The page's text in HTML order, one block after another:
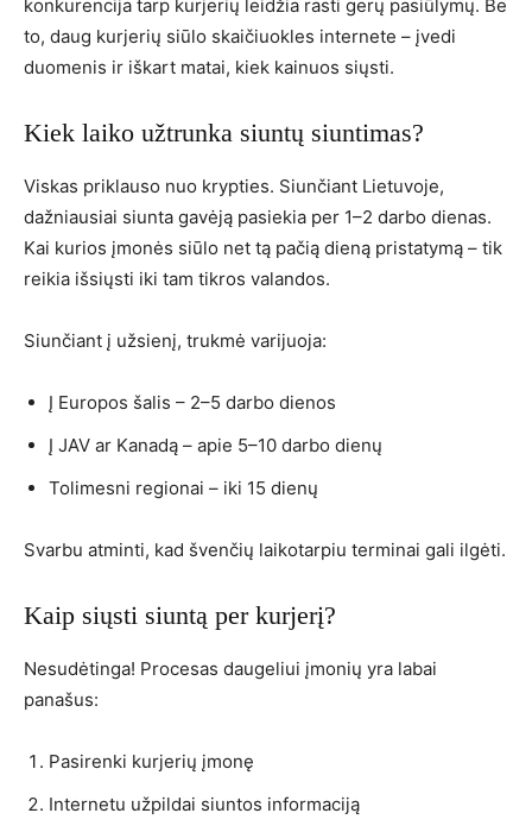
konkurencija tarp kurjerių leidžia rasti gerų pasiūlymų. Be
to, daug kurjerių siūlo skaičiuokles internete – įvedi
duomenis ir iškart matai, kiek kainuos siųsti.
Kiek laiko užtrunka siuntų siuntimas?
Viskas priklauso nuo krypties. Siunčiant Lietuvoje,
dažniausiai siunta gavėją pasiekia per 1–2 darbo dienas.
Kai kurios įmonės siūlo net tą pačią dieną pristatymą – tik
reikia išsiųsti iki tam tikros valandos.
Siunčiant į užsienį, trukmė varijuoja:
Į Europos šalis – 2–5 darbo dienos
Į JAV ar Kanadą – apie 5–10 darbo dienų
Tolimesni regionai – iki 15 dienų
Svarbu atminti, kad švenčių laikotarpiu terminai gali ilgėti.
Kaip siųsti siuntą per kurjerį?
Nesudėtinga! Procesas daugeliui įmonių yra labai
panašus:
Pasirenki kurjerių įmonę
Internetu užpildai siuntos informaciją